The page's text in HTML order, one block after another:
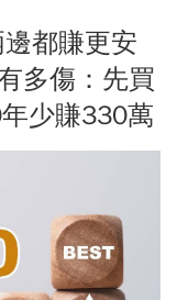
都賺更安
多傷：先買
少賺330萬